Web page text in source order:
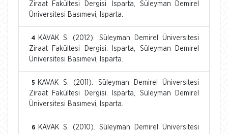
Ziraat Fakültesi Dergisi. Isparta, Süleyman Demirel
Üniversitesi Basımevi, Isparta.
4
KAVAK S. (2012). Süleyman Demirel Üniversitesi
Ziraat Fakültesi Dergisi. Isparta, Süleyman Demirel
Üniversitesi Basımevi, Isparta.
5
KAVAK S. (2011). Süleyman Demirel Üniversitesi
Ziraat Fakültesi Dergisi. Isparta, Süleyman Demirel
Üniversitesi Basımevi, Isparta.
6
KAVAK S. (2010). Süleyman Demirel Üniversitesi